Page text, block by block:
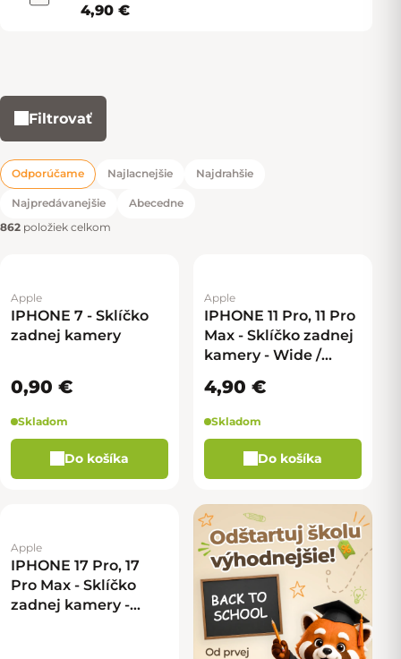
4,90 €
Filtrovať
Radenie produktov
Odporúčame Najlacnejšie Najdrahšie
Najpredávanejšie
Abecedne
862 položiek celkom
Výpis produktov
Apple
IPHONE 7 - Sklíčko
zadnej kamery
0,90 €
Skladom
Do košíka
Apple
IPHONE 11 Pro, 11 Pro
Max - Sklíčko zadnej
kamery - Wide /
4,90 €
Skladom
Do košíka
Apple
IPHONE 17 Pro, 17
Pro Max - Sklíčko
zadnej kamery -